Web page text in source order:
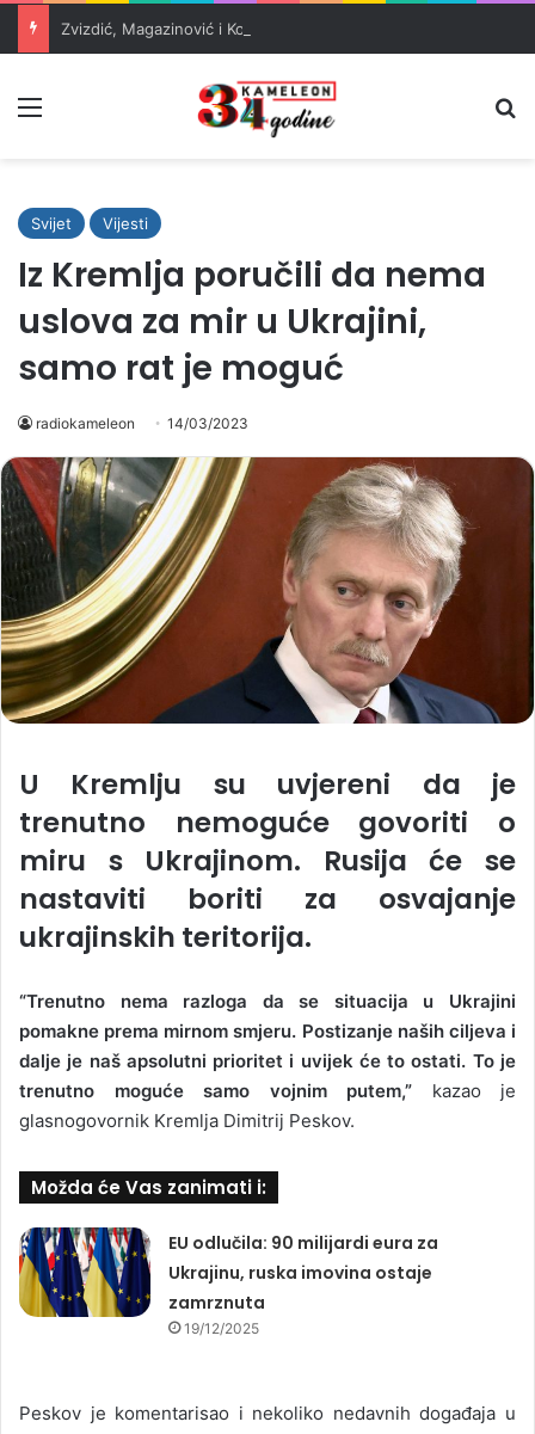
Svijet Vijesti
Iz Kremlja poručili da nema
uslova za mir u Ukrajini,
samo rat je moguć
radiokameleon 14/03/2023
U Kremlju su uvjereni da je
trenutno nemoguće govoriti o
miru s Ukrajinom. Rusija će se
nastaviti boriti za osvajanje
ukrajinskih teritorija.
“Trenutno nema razloga da se situacija u Ukrajini
pomakne prema mirnom smjeru. Postizanje naših ciljeva i
dalje je naš apsolutni prioritet i uvijek će to ostati. To je
trenutno moguće samo vojnim putem,” kazao je
glasnogovornik Kremlja Dimitrij Peskov.
Možda će Vas zanimati i:
EU odlučila: 90 milijardi eura za
Ukrajinu, ruska imovina ostaje
zamrznuta
19/12/2025
Peskov je komentarisao i nekoliko nedavnih događaja u